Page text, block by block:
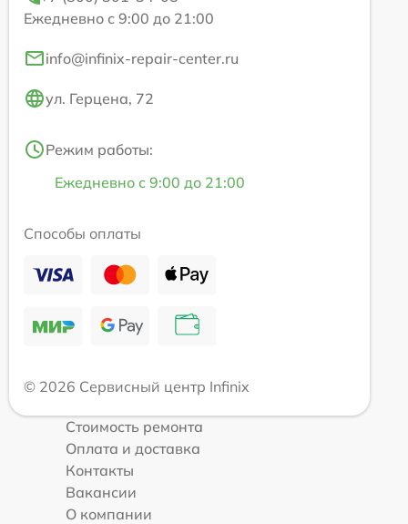
Ежедневно с 9:00 до 21:00
info@infinix-repair-center.ru
ул. Герцена, 72
Режим работы:
Ежедневно с 9:00 до 21:00
Способы оплаты
© 2026 Сервисный центр Infinix
Стоимость ремонта
Оплата и доставка
Контакты
Вакансии
О компании